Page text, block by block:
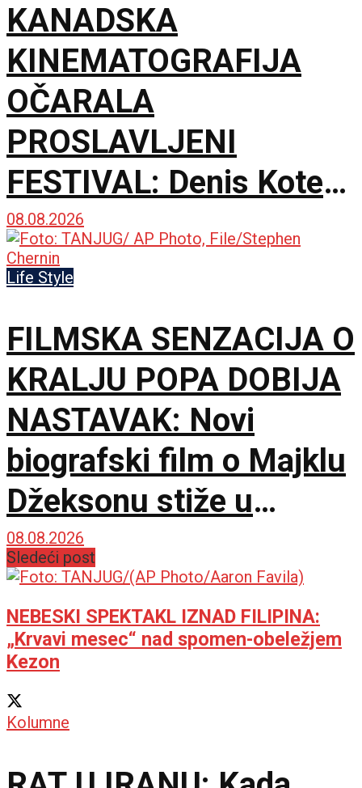
KANADSKA
KINEMATOGRAFIJA
OČARALA
PROSLAVLJENI
FESTIVAL: Denis Kote
predstavio novu dramu
na 79. izdanju u
08.08.2026
Life Style
FILMSKA SENZACIJA O
KRALJU POPA DOBIJA
NASTAVAK: Novi
biografski film o Majklu
Džeksonu stiže u
bioskope
08.08.2026
Sledeći post
NEBESKI SPEKTAKL IZNAD FILIPINA:
„Krvavi mesec“ nad spomen-obeležjem
Kezon
Kolumne